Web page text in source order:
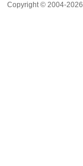
Copyright © 2004-2026